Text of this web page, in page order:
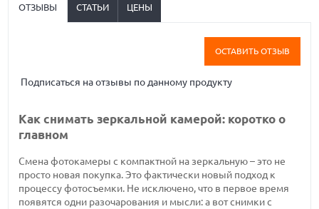
ОТЗЫВЫ СТАТЬИ ЦЕНЫ
ОСТАВИТЬ ОТЗЫВ
Подписаться на отзывы по данному продукту
Как снимать зеркальной камерой: коротко о
главном
Смена фотокамеры с компактной на зеркальную – это не
просто новая покупка. Это фактически новый подход к
процессу фотосъемки. Не исключено, что в первое время
появятся одни разочарования и мысли: а вот снимки с